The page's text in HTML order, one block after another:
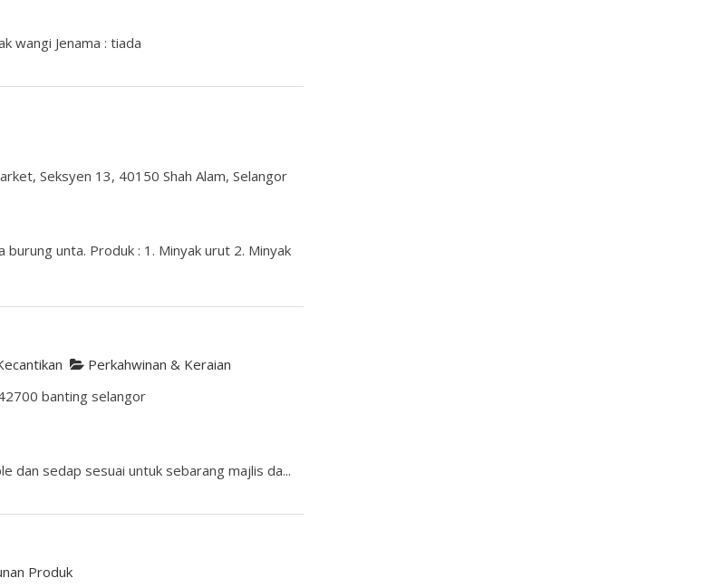
wangi Jenama : tiada
Seksyen 13, 40150 Shah Alam, Selangor
unta. Produk : 1. Minyak urut 2. Minyak
Perkahwinan & Keraian
banting selangor
dan sedap sesuai untuk sebarang majlis da...
Produk